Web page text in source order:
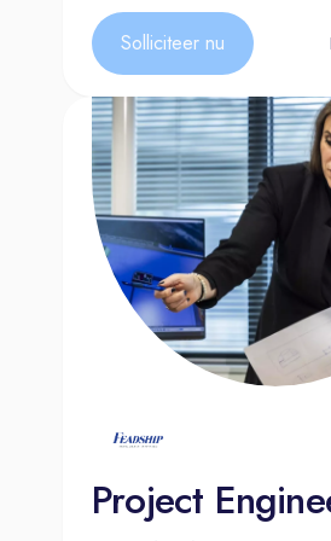
ontvangen wij graag je
o.v.v. vacature-ID 4409,
sollicitatieformulier
website.
Vragen over de
naar de
Vitens of stel je vragen
recruiter Rhobin Brander
Meer weten over de
functie? Mail
Samen elke druppel
Wij hebben als grootste
Solliciteer nu